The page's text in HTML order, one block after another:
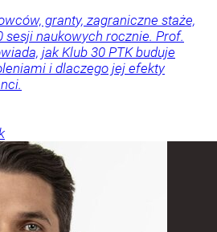
granty, zagraniczne staże,
sesji naukowych rocznie. Prof.
jak Klub 30 PTK buduje
i dlaczego jej efekty